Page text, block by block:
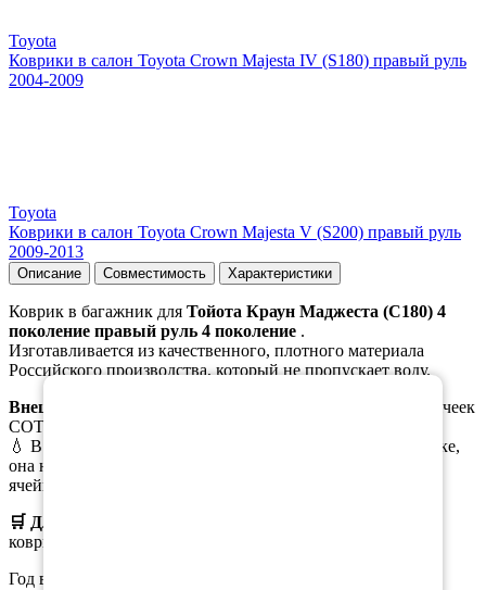
Toyota
Коврики в салон Toyota Crown Majesta IV (S180) правый руль
2004-2009
Toyota
Коврики в салон Toyota Crown Majesta V (S200) правый руль
2009-2013
Описание Совместимость Характеристики
Коврик в багажник для Тойота Краун Маджеста (С180) 4
поколение правый руль 4 поколение .
Изготавливается из качественного, плотного материала
Российского производства, который не пропускает воду.
Внешняя часть
коврика выполена в виде ромбовидных ячеек
СОТЫ/РОМБ.
💧 В случае пролива масла или иной жидкости в багажнике,
она не растекается по всему коврику, а задерживается в
ячейках.
🛒 Для заказа
коврика, окантовки.
Год выпуска а/м: 2004, 2005, 2006, 2007, 2008, 2009